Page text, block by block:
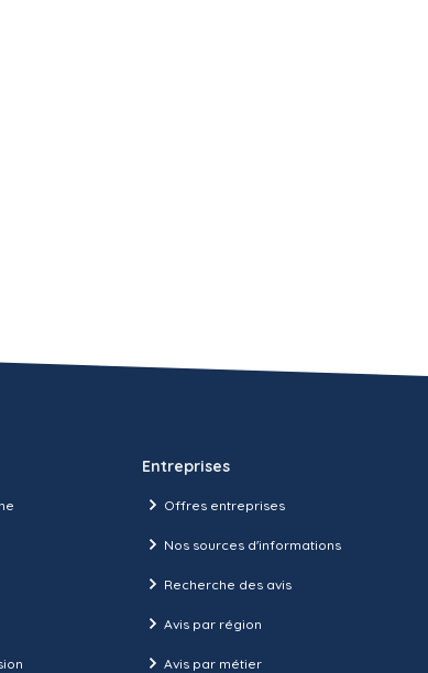
Entreprises
Offres entreprises
Nos sources d'informations
Recherche des avis
Avis par région
Avis par métier